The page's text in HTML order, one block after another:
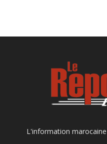
L'information